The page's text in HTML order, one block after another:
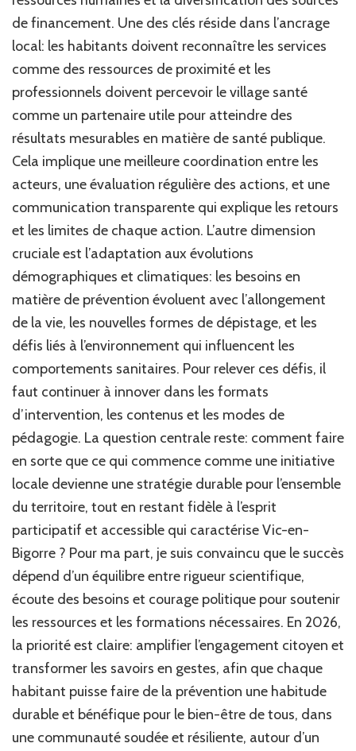
de financement. Une des clés réside dans l’ancrage
local: les habitants doivent reconnaître les services
comme des ressources de proximité et les
professionnels doivent percevoir le village santé
comme un partenaire utile pour atteindre des
résultats mesurables en matière de santé publique.
Cela implique une meilleure coordination entre les
acteurs, une évaluation régulière des actions, et une
communication transparente qui explique les retours
et les limites de chaque action. L’autre dimension
cruciale est l’adaptation aux évolutions
démographiques et climatiques: les besoins en
matière de prévention évoluent avec l’allongement
de la vie, les nouvelles formes de dépistage, et les
défis liés à l’environnement qui influencent les
comportements sanitaires. Pour relever ces défis, il
faut continuer à innover dans les formats
d’intervention, les contenus et les modes de
pédagogie. La question centrale reste: comment faire
en sorte que ce qui commence comme une initiative
locale devienne une stratégie durable pour l’ensemble
du territoire, tout en restant fidèle à l’esprit
participatif et accessible qui caractérise Vic-en-
Bigorre ? Pour ma part, je suis convaincu que le succès
dépend d’un équilibre entre rigueur scientifique,
écoute des besoins et courage politique pour soutenir
les ressources et les formations nécessaires. En 2026,
la priorité est claire: amplifier l’engagement citoyen et
transformer les savoirs en gestes, afin que chaque
habitant puisse faire de la prévention une habitude
durable et bénéfique pour le bien-être de tous, dans
une communauté soudée et résiliente, autour d’un